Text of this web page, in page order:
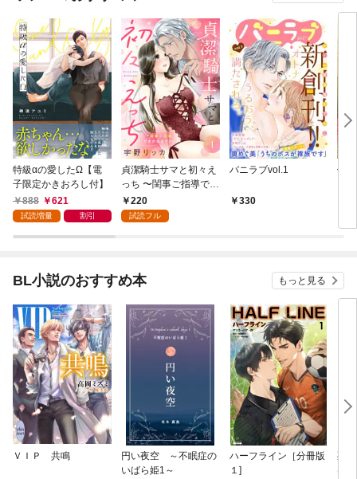
特級αの愛したΩ【電
子限定かきおろし付】
888
621
試読増量 割引
貞潔騎士サマと初々え
っち 〜閨事ご指導でき
かねます！〜（1）
220
試読フル
バニラブvol.1
330
偽
BL小説のおすすめ本 もっと見る
ＶＩＰ 共鳴
円い夜空 ～不眠症の
いばら姫1～
ハーフライン［分冊版
１]
死
は